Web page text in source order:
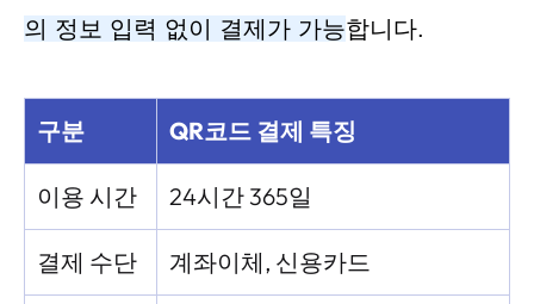
의 정보 입력 없이 결제가 가능합니다.
구분 QR코드 결제 특징
이용 시간 24시간 365일
결제 수단 계좌이체, 신용카드